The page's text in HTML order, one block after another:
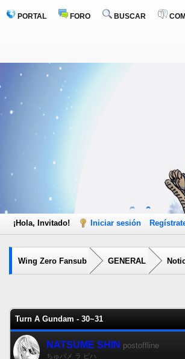
PORTAL FORO BUSCAR
¡Hola, Invitado! Iniciar sesión
Wing Zero Fansub GENERAL
Turn A Gundam - 30~31
NATSUME SHIN postoffline
ちゅパメ ラ ピハ